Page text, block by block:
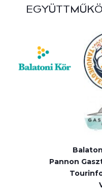
Pannon